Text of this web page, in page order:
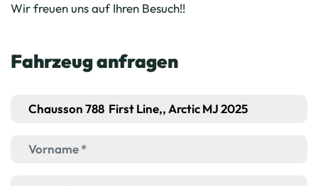
Wir freuen uns auf Ihren Besuch!!
Fahrzeug anfragen